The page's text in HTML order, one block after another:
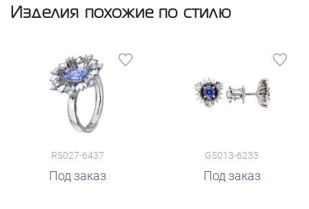
Изделия похожие по стилю
R5027-6437
Под заказ
G5013-6233
Под заказ